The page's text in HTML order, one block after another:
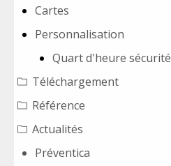
Cartes
Personnalisation
Quart d'heure sécurité
Téléchargement
Référence
Actualités
Préventica